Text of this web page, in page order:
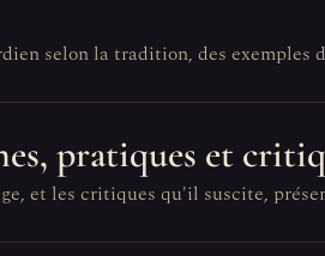
selon la tradition, des
pratiques et
et les critiques qu'il suscite,